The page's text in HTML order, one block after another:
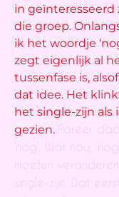
in geïnteresseerd
die groep.
ik het woordje
zegt eigenlijk al
tussenfase is,
dat idee. Het
het single-zijn als
gezien. Pareer
‘nog’. Wat nou,
moeten
single-zijn. Dat